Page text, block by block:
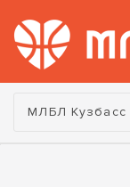
Турнир:
МЛБЛ Кузбасс